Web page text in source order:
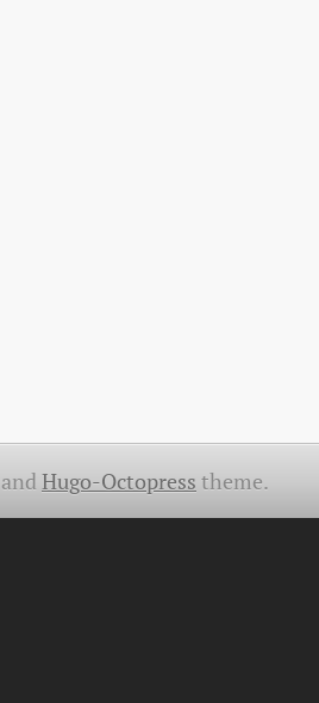
andHugo-Octopress theme.